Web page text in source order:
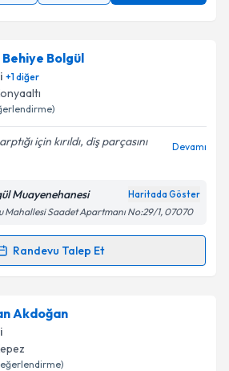
Bolgül
+1diğer
için kırıldı, diş parçasını
Devamı
Muayenehanesi Haritada Göster
Mahallesi Saadet Apartmanı No:29/1, 07070
Randevu Talep Et
Talebi
Bolgüliçin randevu takvimi talebi
uzmandan randevu almanız için bir
e-posta ile bilgilendireceğiz.
Akdoğan